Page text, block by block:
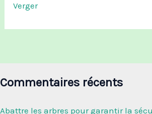
Verger
Commentaires récents
Abattre les arbres pour garantir la